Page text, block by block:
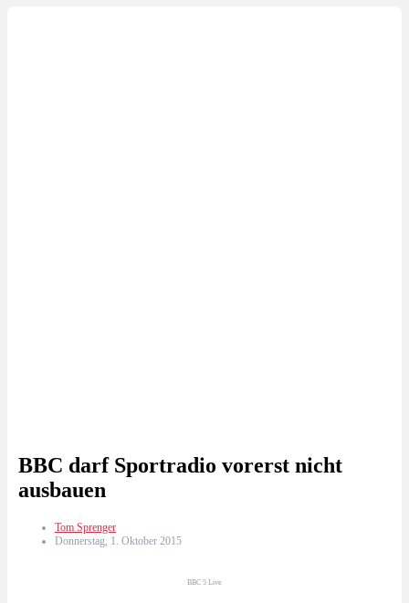
BBC darf Sportradio vorerst nicht
ausbauen
Tom Sprenger
Donnerstag, 1. Oktober 2015
BBC 5 Live